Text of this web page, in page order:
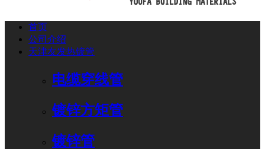
首页
公司介绍
天津友发热镀管
电缆穿线管
镀锌方矩管
镀锌管